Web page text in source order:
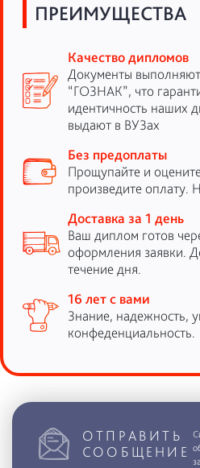
ПРЕИМУЩЕСТВА
Качество дипломов
Документы
“ГОЗНАК”, что
идентичность наших
выдают в ВУЗах
Без предоплаты
Прощупайте и
произведите оплату.
Доставка за 1 день
Ваш диплом готов
оформления заявки.
течение дня.
16 лет с вами
Знание, надежность,
конфеденциальность.
ОТПРАВИТЬ
СООБЩЕНИЕ